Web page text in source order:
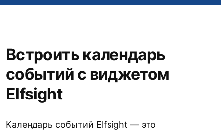
Встроить календарь
событий с виджетом
Elfsight
Календарь событий Elfsight — это